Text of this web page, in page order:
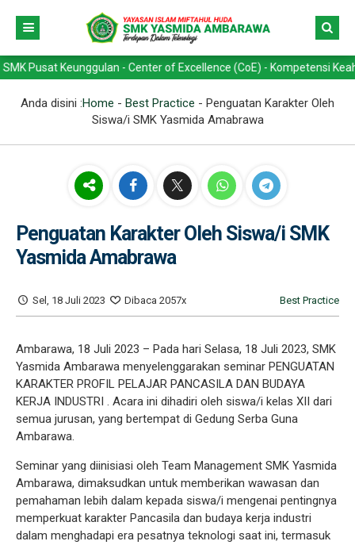
Keunggulan - Center of Excellence (CoE) - Kompetensi Keahlian
Anda disini :Home - Best Practice - Penguatan Karakter Oleh
Siswa/i SMK Yasmida Amabrawa
Penguatan Karakter Oleh Siswa/i SMK
Yasmida Amabrawa
Sel, 18 Juli 2023 Dibaca 2057x Best Practice
Ambarawa, 18 Juli 2023 – Pada hari Selasa, 18 Juli 2023, SMK
Yasmida Ambarawa menyelenggarakan seminar PENGUATAN
KARAKTER PROFIL PELAJAR PANCASILA DAN BUDAYA
KERJA INDUSTRI . Acara ini dihadiri oleh siswa/i kelas XII dari
semua jurusan, yang bertempat di Gedung Serba Guna
Ambarawa.
Seminar yang diinisiasi oleh Team Management SMK Yasmida
Ambarawa, dimaksudkan untuk memberikan wawasan dan
pemahaman lebih dalam kepada siswa/i mengenai pentingnya
memperkuat karakter Pancasila dan budaya kerja industri
dalam menghadapi era pesatnya teknologi saat ini, termasuk